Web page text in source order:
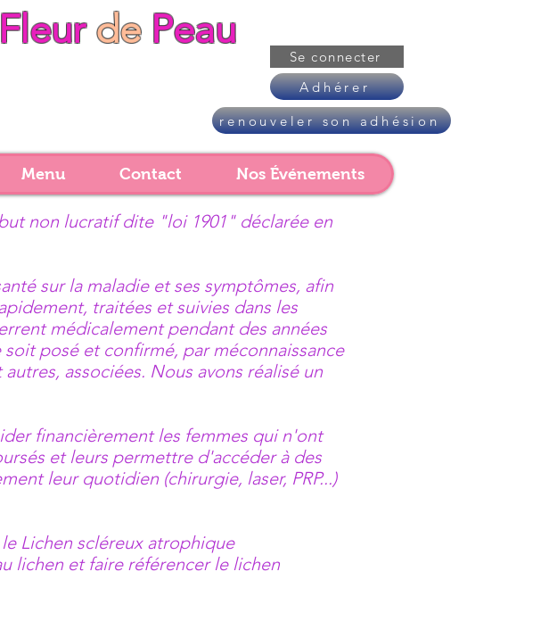
Fleurde Peau
Se connecter
Adhérer
Menu Contact Nos Événements
renouveler son adhésion
non lucratif dite "loi 1901" déclarée en
sur la maladie et ses symptômes, afin
traitées et suivies dans les
médicalement pendant des années
posé et confirmé, par méconnaissance
associées. Nous avons réalisé un
financièrement les femmes qui n'ont
et leurs permettre d'accéder à des
leur quotidien (chirurgie, laser, PRP...)
Lichen scléreux atrophique
lichen et faire référencer le lichen